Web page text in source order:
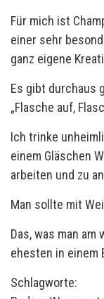
Für mich ist
einer sehr
ganz eigene
Es gibt durchaus
„Flasche auf,
Ich trinke
einem Gläschen
arbeiten und zu
Man sollte mit
Das, was man am
ehesten in einem
Schlagworte: